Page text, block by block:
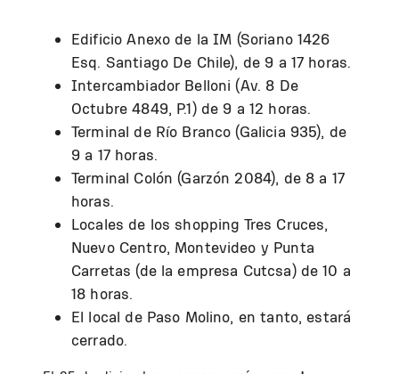
Edificio Anexo de la IM (Soriano 1426
Esq. Santiago De Chile), de 9 a 17 horas.
Intercambiador Belloni (Av. 8 De
Octubre 4849, P.1) de 9 a 12 horas.
Terminal de Río Branco (Galicia 935), de
9 a 17 horas.
Terminal Colón (Garzón 2084), de 8 a 17
horas.
Locales de los shopping Tres Cruces,
Nuevo Centro, Montevideo y Punta
Carretas (de la empresa Cutcsa) de 10 a
18 horas.
El local de Paso Molino, en tanto, estará
cerrado.